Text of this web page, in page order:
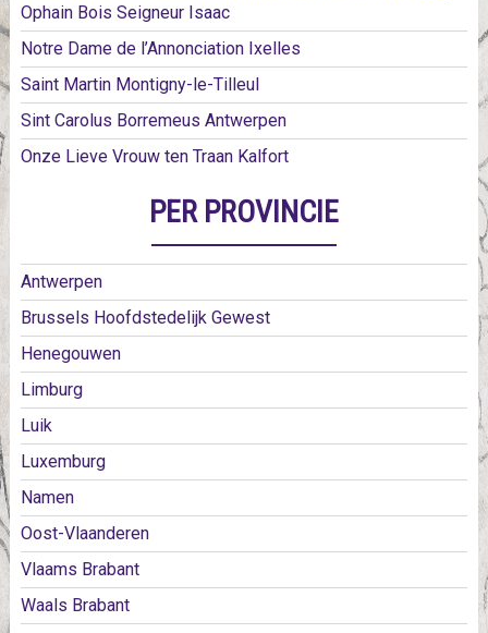
Ophain Bois Seigneur Isaac
Notre Dame de l’Annonciation Ixelles
Saint Martin Montigny-le-Tilleul
Sint Carolus Borremeus Antwerpen
Onze Lieve Vrouw ten Traan Kalfort
PER PROVINCIE
Antwerpen
Brussels Hoofdstedelijk Gewest
Henegouwen
Limburg
Luik
Luxemburg
Namen
Oost-Vlaanderen
Vlaams Brabant
Waals Brabant